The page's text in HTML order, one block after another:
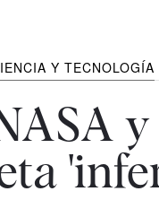
Y TECNOLOGÍA